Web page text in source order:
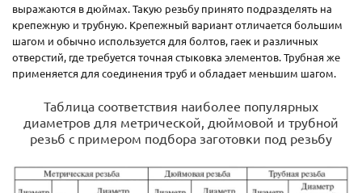
выражаются в дюймах. Такую резьбу принято подразделять на
крепежную и трубную. Крепежный вариант отличается большим
шагом и обычно используется для болтов, гаек и различных
отверстий, где требуется точная стыковка элементов. Трубная же
применяется для соединения труб и обладает меньшим шагом.
Таблица соответствия наиболее популярных
диаметров для метрической, дюймовой и трубной
резьб с примером подбора заготовки под резьбу